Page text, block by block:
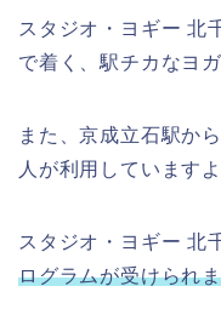
スタジオ・ヨギー 北
で着く、駅チカなヨ
また、京成立石駅か
人が利用していますよ
スタジオ・ヨギー 北
ログラムが受けられ